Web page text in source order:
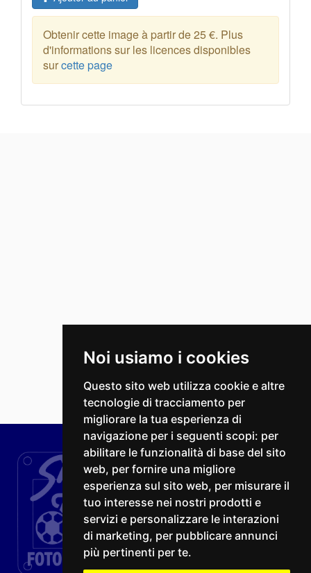
Noi usiamo i cookies
Questo sito web utilizza cookie e altre
tecnologie di tracciamento per
migliorare la tua esperienza di
navigazione per i seguenti scopi: per
abilitare le funzionalità di base del sito
web, per fornire una migliore
esperienza sul sito web, per misurare il
tuo interesse nei nostri prodotti e
servizi e personalizzare le interazioni
di marketing, per pubblicare annunci
più pertinenti per te.
Obtenir cette image à partir de 25 €. Plus
d'informations sur les licences disponibles
surcette page